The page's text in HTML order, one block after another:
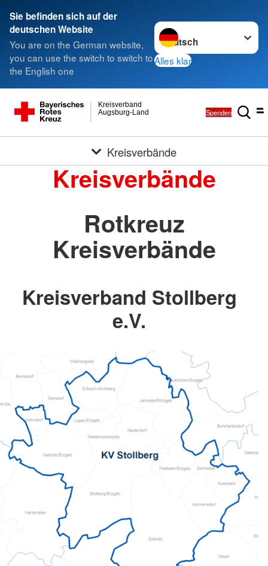
Sie befinden sich auf der
deutschen Website
You are on the German website,
you can use the switch to switch to
the English one
Sprache wechseln zu
Alles klar
Augsburg-Land
Kreisverband
Spenden
Kreisverbände
Kreisverbände
Rotkreuz
Kreisverbände
Kreisverband Stollberg
e.V.